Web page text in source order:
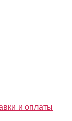
и оплаты